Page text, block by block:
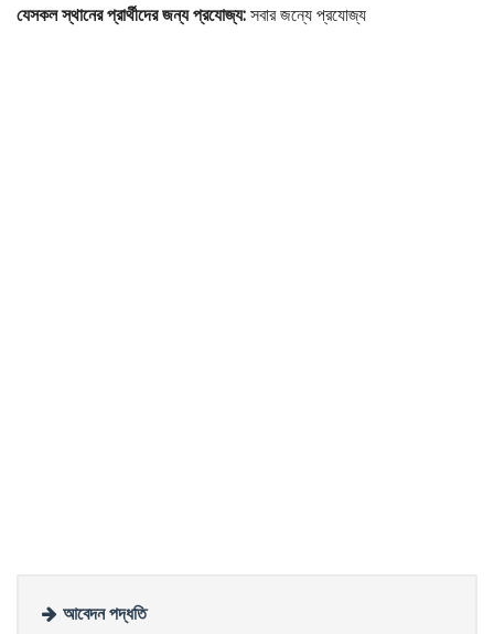
যেসকল স্থানের প্রার্থীদের জন্য প্রযোজ্য:সবার জন্যে প্রযোজ্য
আবেদন পদ্ধতি